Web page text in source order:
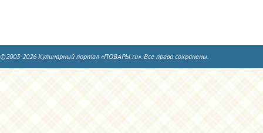
©2003-2026 Кулинарный портал «ПОВАРЫ.ru». Все права сохранены.